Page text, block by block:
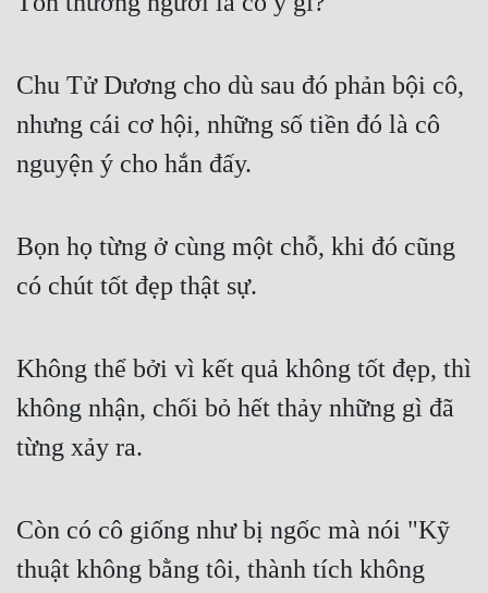
Chu Tử Dương cho dù sau đó phản bội cô,
nhưng cái cơ hội, những số tiền đó là cô
nguyện ý cho hắn đấy.
Bọn họ từng ở cùng một chỗ, khi đó cũng
có chút tốt đẹp thật sự.
Không thể bởi vì kết quả không tốt đẹp, thì
không nhận, chối bỏ hết thảy những gì đã
từng xảy ra.
Còn có cô giống như bị ngốc mà nói "Kỹ
thuật không bằng tôi, thành tích không